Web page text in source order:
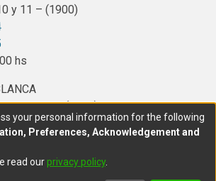
y 11 – (1900)
hs
Cali 320 – (8000). Universidad
(UPSO)
, interno 147
h
your personal information for the following
Preferences, Acknowledgement and
read ourprivacy policy.